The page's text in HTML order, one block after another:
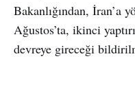
Bakanlığından, İran’a
Ağustos’ta, ikinci
devreye gireceği